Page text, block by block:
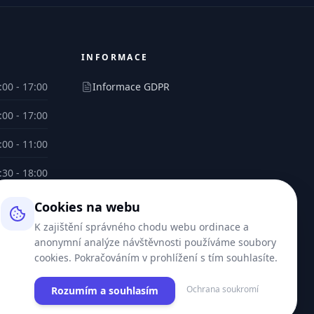
- 17:00
- 17:00
- 11:00
- 18:00
- 10:00
INFORMACE
Informace GDPR
VytvořilLajty.cz
Cookies na webu
K zajištění správného chodu webu ordinace a
anonymní analýze návštěvnosti používáme soubory
cookies. Pokračováním v prohlížení s tím souhlasíte.
Rozumím a souhlasím Ochrana soukromí